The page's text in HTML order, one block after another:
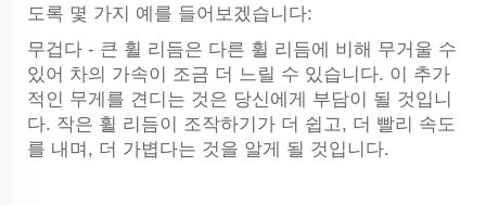
도록 몇 가지 예를 들어보겠습니다:
무겁다 - 큰 휠 리듬은 다른 휠 리듬에 비해 무거울 수
있어 차의 가속이 조금 더 느릴 수 있습니다. 이 추가
적인 무게를 견디는 것은 당신에게 부담이 될 것입니
다. 작은 휠 리듬이 조작하기가 더 쉽고, 더 빨리 속도
를 내며, 더 가볍다는 것을 알게 될 것입니다.